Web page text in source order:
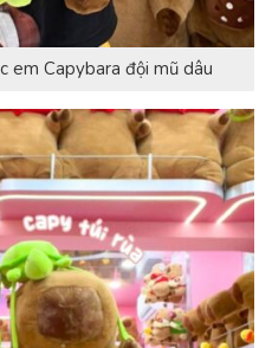
em Capybara đội mũ dâu